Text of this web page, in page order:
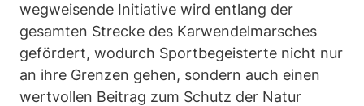
wegweisende Initiative wird entlang der
gesamten Strecke des Karwendelmarsches
gefördert, wodurch Sportbegeisterte nicht nur
an ihre Grenzen gehen, sondern auch einen
wertvollen Beitrag zum Schutz der Natur